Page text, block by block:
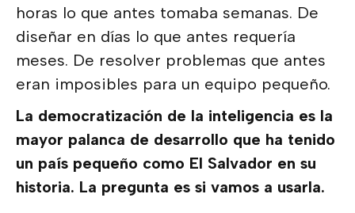
horas lo que antes tomaba semanas. De
diseñar en días lo que antes requería
meses. De resolver problemas que antes
eran imposibles para un equipo pequeño.
La democratización de la inteligencia es la
mayor palanca de desarrollo que ha tenido
un país pequeño como El Salvador en su
historia. La pregunta es si vamos a usarla.